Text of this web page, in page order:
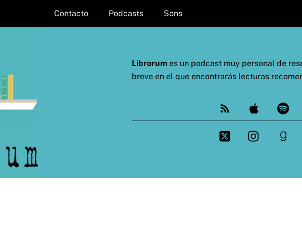
Contacto Podcasts Sons
Librorumes un podcast muy personal de
breve en el que encontrarás lecturas
Feed Apple Spotify
Twitter Instagram